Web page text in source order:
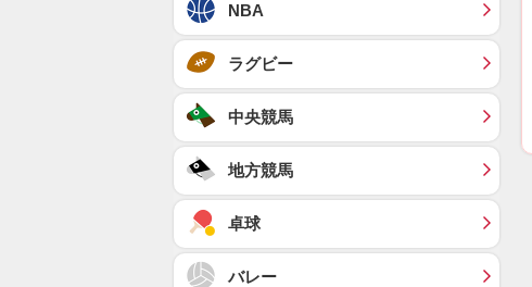
NBA
ラグビー
中央競馬
地方競馬
卓球
バレー